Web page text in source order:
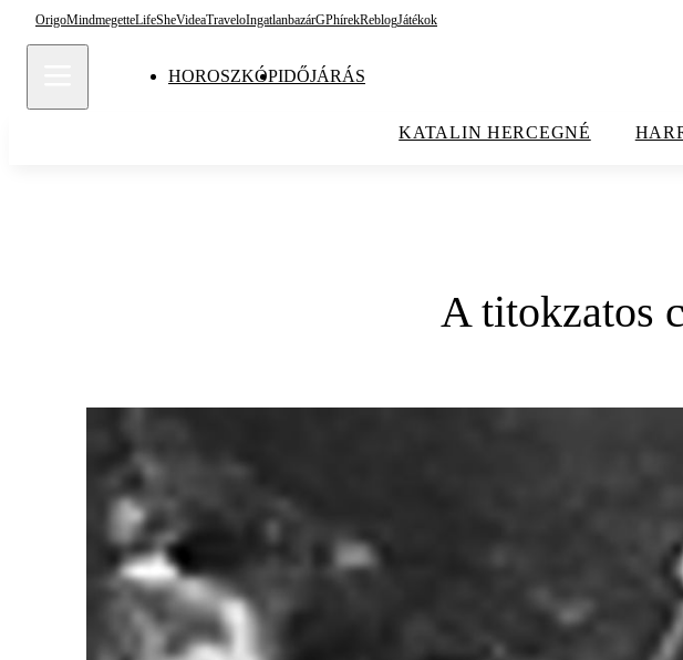
OrigoMindmegetteLifeSheVideaTraveloIngatlanbazárGPhírekReblogJátékok
HOROSZKÓPIDŐJÁRÁS
KATALIN HERCEGNÉ
A titokzatos